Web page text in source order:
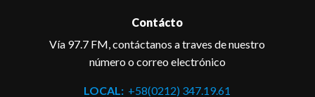
Contácto
Vía 97.7 FM, contáctanos a traves de nuestro
número o correo electrónico
LOCAL: +58(0212) 347.19.61